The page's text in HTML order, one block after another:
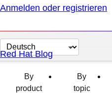
Anmelden oder registrieren
Sprache
auswählen
Red Hat Blog
By
product
By
topic